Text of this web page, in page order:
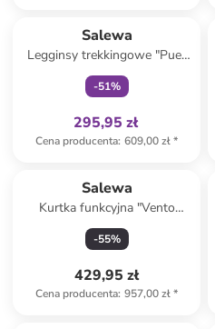
Salewa
Legginsy trekkingowe "Puez
Dry Responsive" w kolorze
bordowo-czarnym
-51%
295,95 zł
Cena producenta: 609,00 zł*
Salewa
Kurtka funkcyjna "Vento
Powertex 2.5 Layers" w
kolorze czarnym
-55%
429,95 zł
Cena producenta: 957,00 zł*